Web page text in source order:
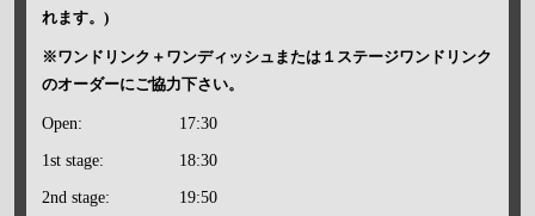
れます。)
※ワンドリンク＋ワンディッシュまたは１ステージワンドリンク
のオーダーにご協力下さい。
Open: 17:30
1st stage: 18:30
2nd stage: 19:50